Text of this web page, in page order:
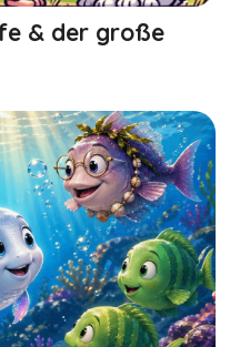
& der große